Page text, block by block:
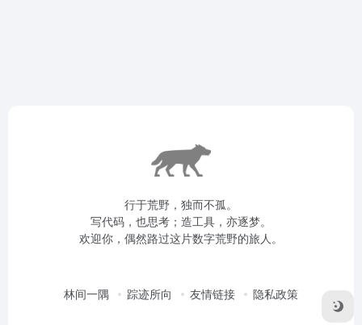
行于荒野，独而不孤。
写代码，也思考；造工具，亦逐梦。
欢迎你，偶然路过这片数字荒野的旅人。
林间一隅 踪迹所向 友情链接 隐私政策